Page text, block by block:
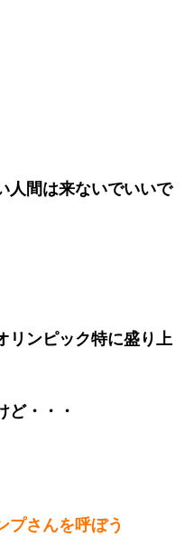
人間は来ないでいいで
リンピック特に盛り上
ど・・・
プさんを呼ぼう